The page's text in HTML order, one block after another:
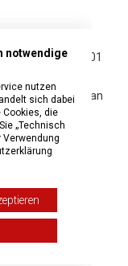
10 Jahre
und RML 3101
3100 oder RML
Sie sich an
diesen ersetzt.
folgende
notwendige
nutzen
sich dabei
die
„Technisch
Verwendung